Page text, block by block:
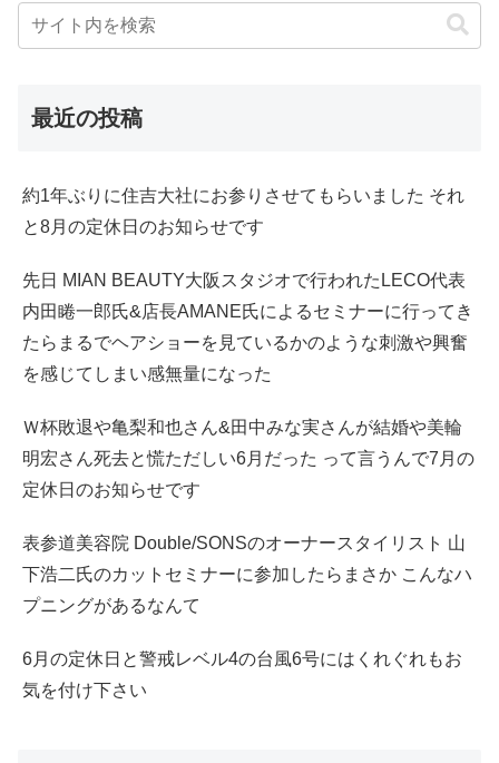
最近の投稿
約1年ぶりに住吉大社にお参りさせてもらいました それ
と8月の定休日のお知らせです
先日 MIAN BEAUTY大阪スタジオで行われたLECO代表
内田睠一郎氏&店長AMANE氏によるセミナーに行ってき
たらまるでヘアショーを見ているかのような刺激や興奮
を感じてしまい感無量になった
Ｗ杯敗退や亀梨和也さん&田中みな実さんが結婚や美輪
明宏さん死去と慌ただしい6月だった って言うんで7月の
定休日のお知らせです
表参道美容院 Double/SONSのオーナースタイリスト 山
下浩二氏のカットセミナーに参加したらまさか こんなハ
プニングがあるなんて
6月の定休日と警戒レベル4の台風6号にはくれぐれもお
気を付け下さい